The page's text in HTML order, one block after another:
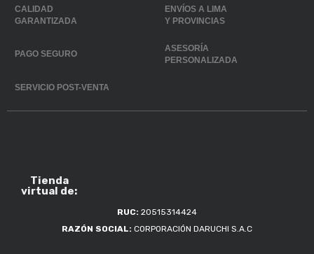
CALIDAD
GARANTIZADA
ENVÍOS A LIMA
Y PROVINCIAS
PAGO SEGURO
ASESORÍA
PERSONALIZADA
SERVICIO POST-VENTA
Tienda
virtual de:
RUC: 20515314424
RAZÓN SOCIAL: CORPORACIÓN DARUCHI S.A.C